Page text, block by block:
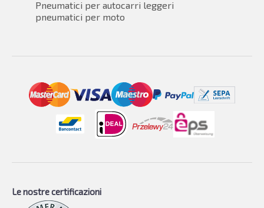
Pneumatici per autocarri leggeri
pneumatici per moto
Le nostre certificazioni